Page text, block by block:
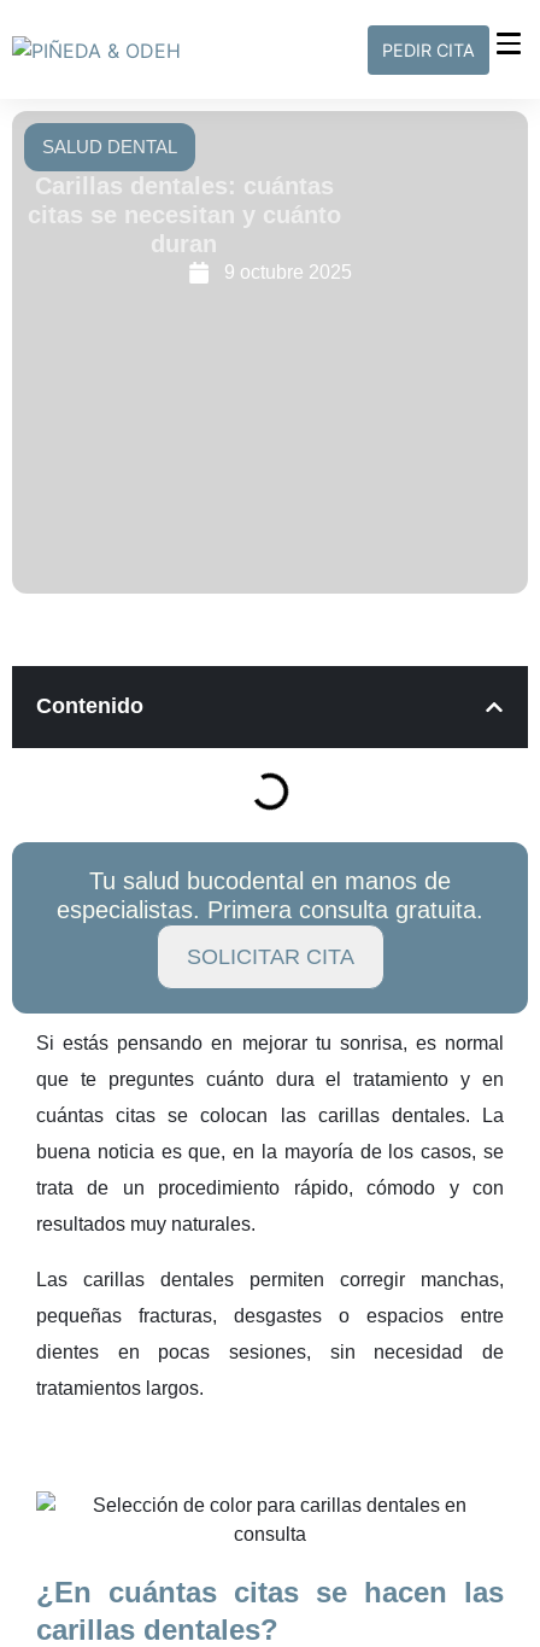
PEDIR CITA
SALUD DENTAL
Carillas dentales: cuántas
citas se necesitan y cuánto
duran
9 octubre 2025
Contenido
Tu salud bucodental en manos de
especialistas. Primera consulta gratuita.
SOLICITAR CITA
Si estás pensando en mejorar tu sonrisa, es normal
que te preguntescuánto dura el tratamiento y en
cuántas citas se colocan las carillas dentales. La
buena noticia es que, en la mayoría de los casos, se
trata de un procedimiento rápido, cómodo y con
resultados muy naturales.
Las carillas dentales permiten corregir manchas,
pequeñas fracturas, desgastes o espacios entre
dientes en pocas sesiones, sin necesidad de
tratamientos largos.
¿En cuántas citas se hacen las
carillas dentales?